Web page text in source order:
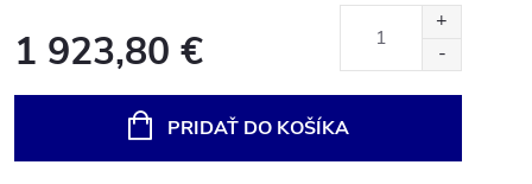
1 923,80 €
PRIDAŤ DO KOŠÍKA